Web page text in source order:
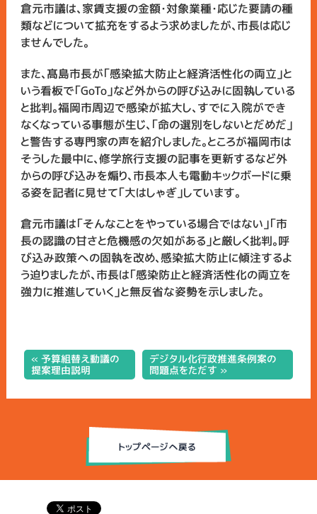
倉元市議は、家賃支援の金額・対象業種・応じた要請の種
類などについて拡充をするよう求めましたが、市長は応じ
ませんでした。
また、髙島市長が「感染拡大防止と経済活性化の両立」と
いう看板で「GoTo」など外からの呼び込みに固執している
と批判。福岡市周辺で感染が拡大し、すでに入院ができ
なくなっている事態が生じ、「命の選別をしないとだめだ」
と警告する専門家の声を紹介しました。ところが福岡市は
そうした最中に、修学旅行支援の記事を更新するなど外
からの呼び込みを煽り、市長本人も電動キックボードに乗
る姿を記者に見せて「大はしゃぎ」しています。
倉元市議は「そんなことをやっている場合ではない」「市
長の認識の甘さと危機感の欠如がある」と厳しく批判。呼
び込み政策への固執を改め、感染拡大防止に傾注するよ
う迫りましたが、市長は「感染防止と経済活性化の両立を
強力に推進していく」と無反省な姿勢を示しました。
« 予算組替え動議の
提案理由説明
デジタル化行政推進条例案の
問題点をただす »